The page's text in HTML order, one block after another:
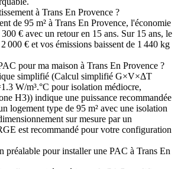
à Trans En Provence ?
de 95 m² à Trans En Provence, l'économie
€ avec un retour en 15 ans. Sur 15 ans, le
000 € et vos émissions baissent de 1 440 kg
pour ma maison à Trans En Provence ?
simplifié (Calcul simplifié G×V×ΔT
W/m³.°C pour isolation médiocre,
H3)) indique une puissance recommandée
logement type de 95 m² avec une isolation
sur mesure par un
est recommandé pour votre configuration
préalable pour installer une PAC à Trans En